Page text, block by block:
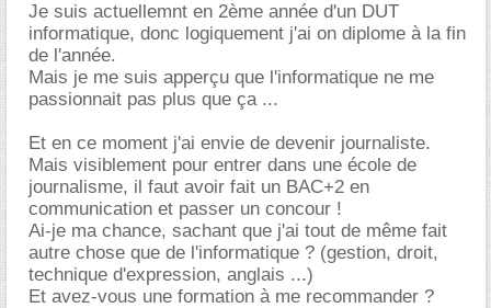
Je suis actuellemnt en 2ème année d'un DUT
informatique, donc logiquement j'ai on diplome à la fin
de l'année.
Mais je me suis apperçu que l'informatique ne me
passionnait pas plus que ça ...
Et en ce moment j'ai envie de devenir journaliste.
Mais visiblement pour entrer dans une école de
journalisme, il faut avoir fait un BAC+2 en
communication et passer un concour !
Ai-je ma chance, sachant que j'ai tout de même fait
autre chose que de l'informatique ? (gestion, droit,
technique d'expression, anglais ...)
Et avez-vous une formation à me recommander ?